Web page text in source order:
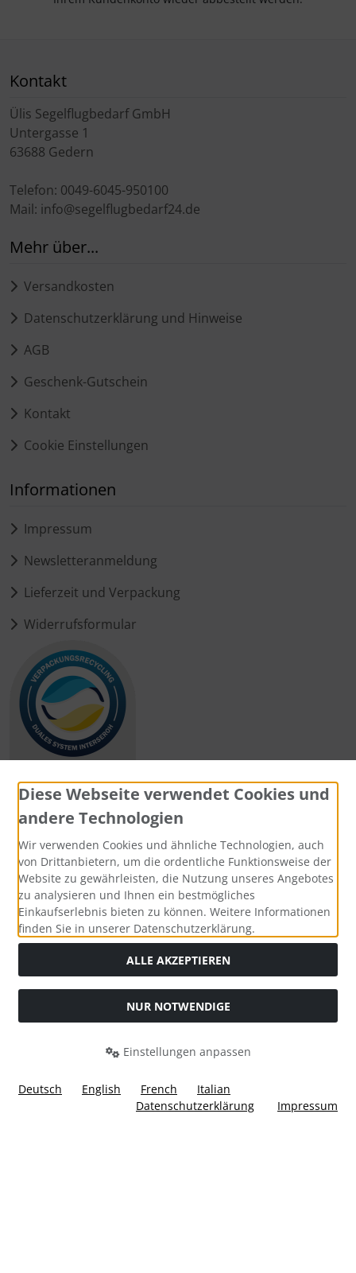
Kontakt
Ülis Segelflugbedarf GmbH
Untergasse 1
63688 Gedern
Telefon: 0049-6045-950100
Mail: info@segelflugbedarf24.de
Mehr über...
Versandkosten
Datenschutzerklärung und Hinweise
AGB
Geschenk-Gutschein
Kontakt
Cookie Einstellungen
Informationen
Impressum
Newsletteranmeldung
Lieferzeit und Verpackung
Widerrufsformular
Zahlungsmethoden
Social Media
Widerrufsformular
Diese Webseite verwendet Cookies und
andere Technologien
Wir verwenden Cookies und ähnliche Technologien, auch
von Drittanbietern, um die ordentliche Funktionsweise der
Website zu gewährleisten, die Nutzung unseres Angebotes
zu analysieren und Ihnen ein bestmögliches
Einkaufserlebnis bieten zu können. Weitere Informationen
finden Sie in unserer Datenschutzerklärung.
ALLE AKZEPTIEREN
NUR NOTWENDIGE
Einstellungen anpassen
Deutsch English French
Italian
Datenschutzerklärung
Impressum